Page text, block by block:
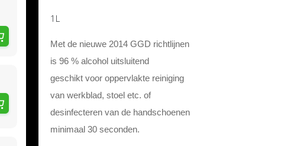
1L
Met de nieuwe 2014 GGD richtlijnen
is 96 % alcohol uitsluitend
geschikt voor oppervlakte reiniging
van werkblad, stoel etc. of
desinfecteren van de handschoenen
minimaal 30 seconden.